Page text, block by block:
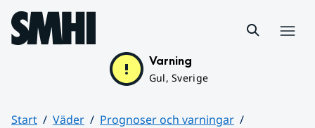
Hoppa till sidans innehåll
Varning
Gul, Sverige
Start Väder
Prognoser och varningar